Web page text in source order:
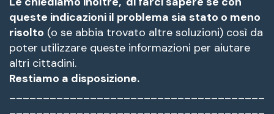
queste indicazioni il problema sia stato o meno
risolto (o se abbia trovato altre soluzioni) così da
poter utilizzare queste informazioni per aiutare
altri cittadini.
Restiamo a disposizione.